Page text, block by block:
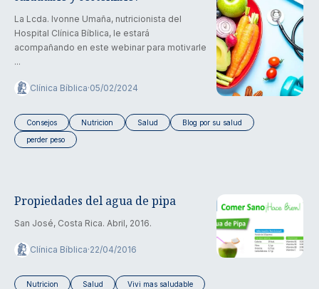
La Lcda. Ivonne Umaña, nutricionista del
Hospital Clínica Bíblica, le estará
acompañando en este webinar para motivarle
...
Clínica Bíblica·05/02/2024
Consejos Nutricion Salud
Blog por su salud
perder peso
Propiedades del agua de pipa
San José, Costa Rica. Abril, 2016.
Clínica Bíblica·22/04/2016
Nutricion Salud
Vivi mas saludable